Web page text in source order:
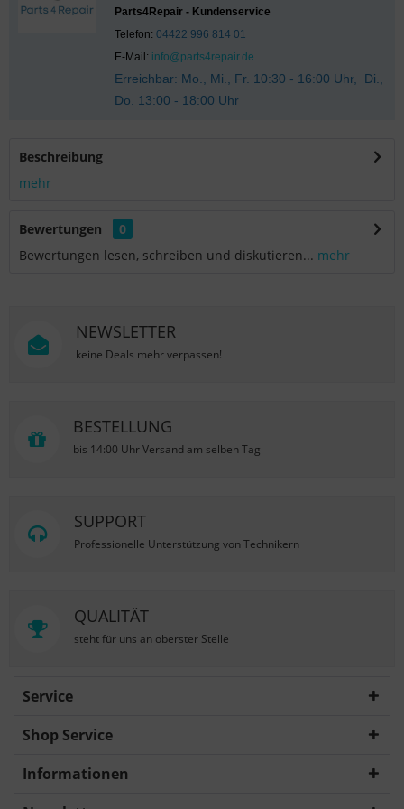
Parts4Repair - Kundenservice
Telefon: 04422 996 814 01
E-Mail: info@parts4repair.de
Erreichbar: Mo., Mi., Fr. 10:30 - 16:00 Uhr, Di.,
Do. 13:00 - 18:00 Uhr
Beschreibung
mehr
Bewertungen
0
Bewertungen lesen, schreiben und diskutieren... mehr
NEWSLETTER
keine Deals mehr verpassen!
BESTELLUNG
bis 14:00 Uhr Versand am selben Tag
SUPPORT
Professionelle Unterstützung von Technikern
QUALITÄT
steht für uns an oberster Stelle
Service
Shop Service
Informationen